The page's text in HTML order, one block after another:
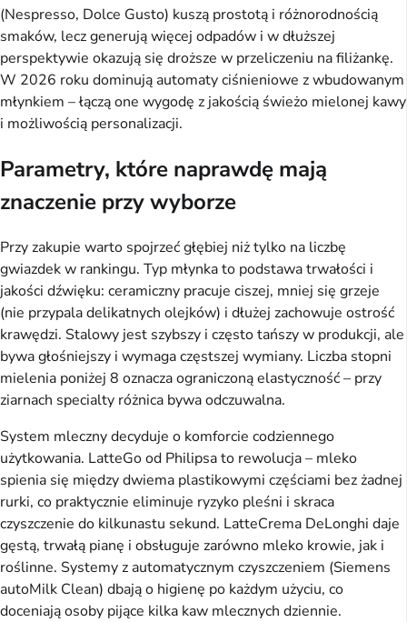
(Nespresso, Dolce Gusto) kuszą prostotą i różnorodnością
smaków, lecz generują więcej odpadów i w dłuższej
perspektywie okazują się droższe w przeliczeniu na filiżankę.
W 2026 roku dominują automaty ciśnieniowe z wbudowanym
młynkiem – łączą one wygodę z jakością świeżo mielonej kawy
i możliwością personalizacji.
Parametry, które naprawdę mają
znaczenie przy wyborze
Przy zakupie warto spojrzeć głębiej niż tylko na liczbę
gwiazdek w rankingu. Typ młynka to podstawa trwałości i
jakości dźwięku: ceramiczny pracuje ciszej, mniej się grzeje
(nie przypala delikatnych olejków) i dłużej zachowuje ostrość
krawędzi. Stalowy jest szybszy i często tańszy w produkcji, ale
bywa głośniejszy i wymaga częstszej wymiany. Liczba stopni
mielenia poniżej 8 oznacza ograniczoną elastyczność – przy
ziarnach specialty różnica bywa odczuwalna.
System mleczny decyduje o komforcie codziennego
użytkowania. LatteGo od Philipsa to rewolucja – mleko
spienia się między dwiema plastikowymi częściami bez żadnej
rurki, co praktycznie eliminuje ryzyko pleśni i skraca
czyszczenie do kilkunastu sekund. LatteCrema DeLonghi daje
gęstą, trwałą pianę i obsługuje zarówno mleko krowie, jak i
roślinne. Systemy z automatycznym czyszczeniem (Siemens
autoMilk Clean) dbają o higienę po każdym użyciu, co
doceniają osoby pijące kilka kaw mlecznych dziennie.